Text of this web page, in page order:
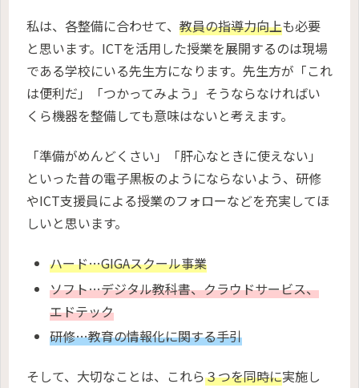
私は、各整備に合わせて、 教員の指導力向上も必要
と思います。ICTを活用した授業を展開するのは現場
である学校にいる先生方になります。先生方が「これ
は便利だ」「つかってみよう」そうならなければい
くら機器を整備しても意味はないと考えます。
「準備がめんどくさい」「肝心なときに使えない」
といった昔の電子黒板のようにならないよう、研修
やICT支援員による授業のフォローなどを充実してほ
しいと思います。
ハード…GIGAスクール事業
ソフト…デジタル教科書、クラウドサービス、
エドテック
研修…教育の情報化に関する手引
そして、大切なことは、これら３つを同時に実施し